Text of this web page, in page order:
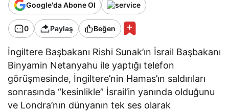
Google'da Abone Ol
0 Paylaş Beğen
İngiltere Başbakanı Rishi Sunak’ın İsrail Başbakanı
Binyamin Netanyahu ile yaptığı telefon
görüşmesinde, İngiltere’nin Hamas’ın saldırıları
sonrasında “kesinlikle” İsrail’in yanında olduğunu
ve Londra’nın dünyanın tek ses olarak